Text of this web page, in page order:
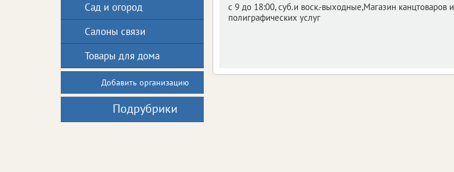
с 9 до 18:00, суб.и воск.-выходные,Магазин канцтоваров и
полиграфических услуг
Сад и огород
Салоны связи
Товары для дома
Добавить организацию
Подрубрики